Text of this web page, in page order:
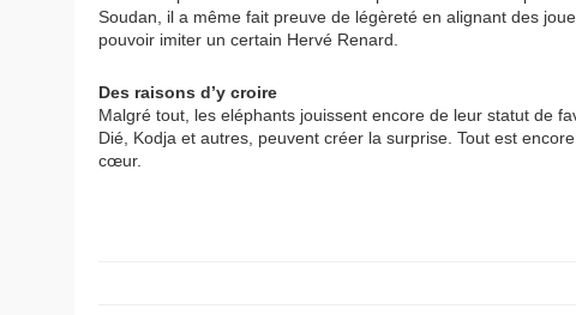
Soudan, il a même fait preuve de légèreté en alignant des
pouvoir imiter un certain Hervé Renard.
Des raisons d’y croire
Malgré tout, les eléphants jouissent encore de leur statut de
Dié, Kodja et autres, peuvent créer la surprise. Tout est
cœur.